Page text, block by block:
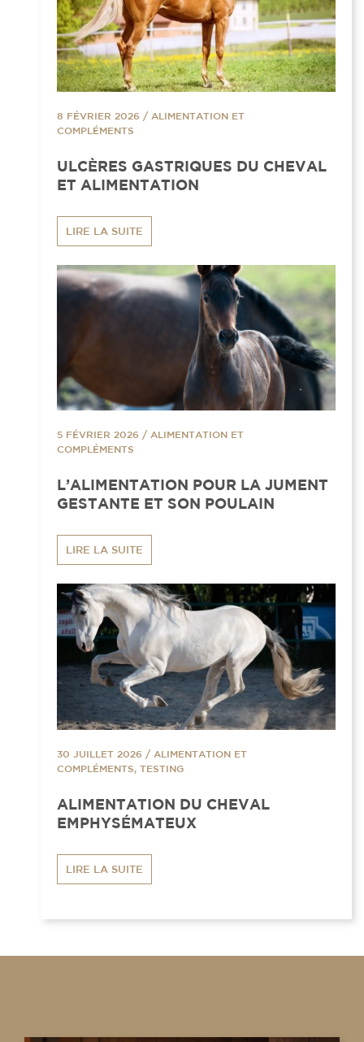
8 FÉVRIER 2026 / ALIMENTATION ET
COMPLÉMENTS
ULCÈRES GASTRIQUES DU CHEVAL
ET ALIMENTATION
LIRE LA SUITE
5 FÉVRIER 2026 / ALIMENTATION ET
COMPLÉMENTS
L’ALIMENTATION POUR LA JUMENT
GESTANTE ET SON POULAIN
LIRE LA SUITE
30 JUILLET 2026 / ALIMENTATION ET
COMPLÉMENTS, TESTING
ALIMENTATION DU CHEVAL
EMPHYSÉMATEUX
LIRE LA SUITE